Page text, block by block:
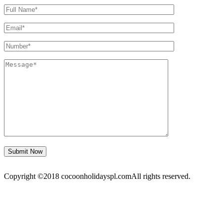
Copyright ©2018 cocoonholidayspl.comAll rights reserved.